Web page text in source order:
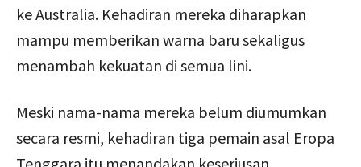
ke Australia. Kehadiran mereka diharapkan
mampu memberikan warna baru sekaligus
menambah kekuatan di semua lini.
Meski nama-nama mereka belum diumumkan
secara resmi, kehadiran tiga pemain asal Eropa